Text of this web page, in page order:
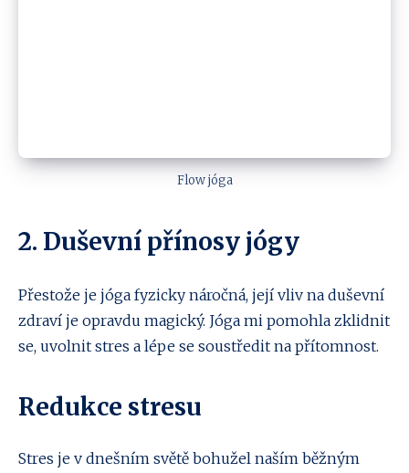
Flow jóga
2. Duševní přínosy jógy
Přestože je jóga fyzicky náročná, její vliv na duševní
zdraví je opravdu magický. Jóga mi pomohla zklidnit
se, uvolnit stres a lépe se soustředit na přítomnost.
Redukce stresu
Stres je v dnešním světě bohužel naším běžným